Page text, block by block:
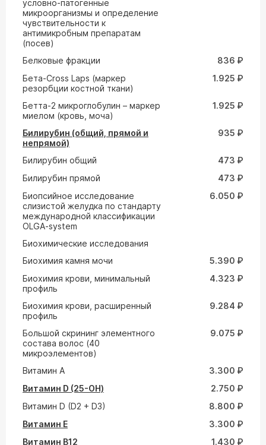
условно-патогенные
микроорганизмы и определение
чувствительности к
антимикробным препаратам
(посев)
Белковые фракции
836 ₽
Бета-Cross Laps (маркер
резорбции костной ткани)
1.925 ₽
Бетта-2 микроглобулин – маркер
миелом (кровь, моча)
1.925 ₽
Билирубин (общий, прямой и
непрямой)
935 ₽
Билирубин общий
473 ₽
Билирубин прямой
473 ₽
Биопсийное исследование
слизистой желудка по стандарту
международной классификации
OLGA-system
6.050 ₽
Биохимические исследования
Биохимия камня мочи
5.390 ₽
Биохимия крови, минимальный
профиль
4.323 ₽
Биохимия крови, расширенный
профиль
9.284 ₽
Большой скрининг элементного
состава волос (40
микроэлементов)
9.075 ₽
Витамин A
3.300 ₽
Витамин D (25-ОН)
2.750 ₽
Витамин D (D2 + D3)
8.800 ₽
Витамин E
3.300 ₽
Витамин В12
1.430 ₽